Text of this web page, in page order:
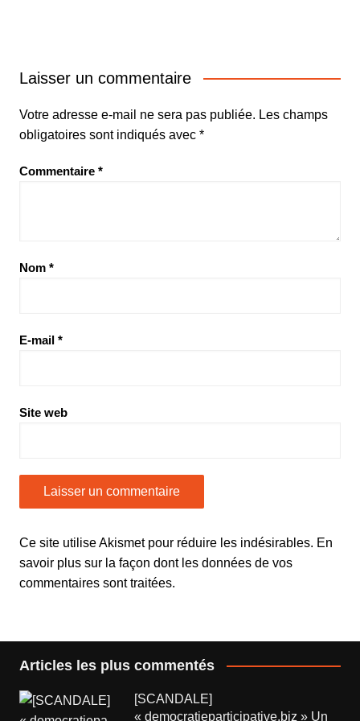
Laisser un commentaire
Votre adresse e-mail ne sera pas publiée. Les champs
obligatoires sont indiqués avec *
Commentaire *
Nom *
E-mail *
Site web
Ce site utilise Akismet pour réduire les indésirables. En
savoir plus sur la façon dont les données de vos
commentaires sont traitées.
Articles les plus commentés
[SCANDALE]
« democratieparticipative.biz » Un